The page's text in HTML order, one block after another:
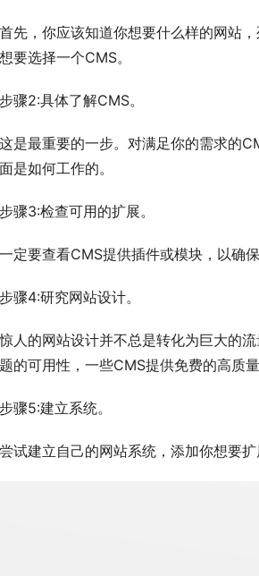
首先，你应该知道你想要什么样的网站
想要选择一个CMS。
步骤2:具体了解CMS。
这是最重要的一步。对满足你的需求的
面是如何工作的。
步骤3:检查可用的扩展。
一定要查看CMS提供插件或模块，以确
步骤4:研究网站设计。
惊人的网站设计并不总是转化为巨大的
题的可用性，一些CMS提供免费的高质
步骤5:建立系统。
尝试建立自己的网站系统，添加你想要